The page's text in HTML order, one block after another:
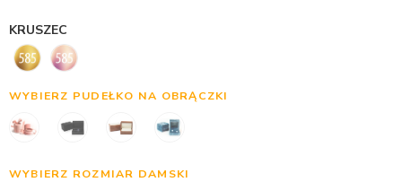
KRUSZEC
WYBIERZ PUDEŁKO NA OBRĄCZKI
WYBIERZ ROZMIAR DAMSKI